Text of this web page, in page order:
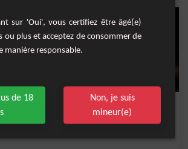
sophistiquées avec le cocktail Neo Mushroom.
sur 'Oui', vous certifiez être âgé(e)
ou plus et acceptez de consommer de
manière responsable.
de 18
Non, je suis
mineur(e)